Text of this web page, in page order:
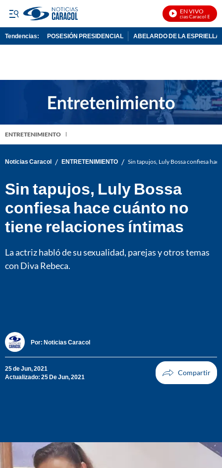
EN VIVO
Noticias Caracol En Vivo
Tendencias: POSESIÓN PRESIDENCIAL ABELARDO DE LA ESPRIELLA
ENTRETENIMIENTO
Noticias Caracol / ENTRETENIMIENTO / Sin tapujos, Luly Bossa confiesa
Sin tapujos, Luly Bossa
confiesa hace cuánto no
tiene relaciones íntimas
La actriz habló de su sexualidad, parejas y otros temas
con Diva Rebeca.
Por: Noticias Caracol
25 de Jun, 2021
Actualizado: 25 De Jun, 2021